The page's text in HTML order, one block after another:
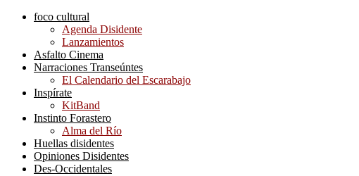
foco cultural
Agenda Disidente
Lanzamientos
Asfalto Cinema
Narraciones Transeúntes
El Calendario del Escarabajo
Inspírate
KitBand
Instinto Forastero
Alma del Río
Huellas disidentes
Opiniones Disidentes
Des-Occidentales